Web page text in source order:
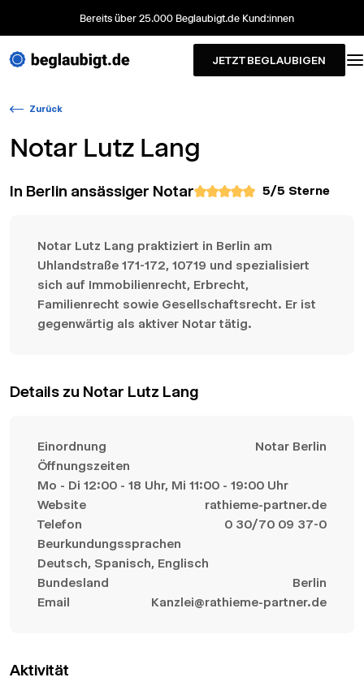
Bereits über 25.000 Beglaubigt.de Kund:innen
JETZT BEGLAUBIGEN
Zurück
Notar Lutz Lang
In Berlin ansässiger Notar 5/5 Sterne
Notar Lutz Lang praktiziert in Berlin am
Uhlandstraße 171-172, 10719 und spezialisiert
sich auf Immobilienrecht, Erbrecht,
Familienrecht sowie Gesellschaftsrecht. Er ist
gegenwärtig als aktiver Notar tätig.
Details zu Notar Lutz Lang
Einordnung
Notar Berlin
Öffnungszeiten
Mo - Di 12:00 - 18 Uhr, Mi 11:00 - 19:00 Uhr
Website
rathieme-partner.de
Telefon
0 30/70 09 37-0
Beurkundungssprachen
Deutsch, Spanisch, Englisch
Bundesland
Berlin
Email
Kanzlei@rathieme-partner.de
Aktivität